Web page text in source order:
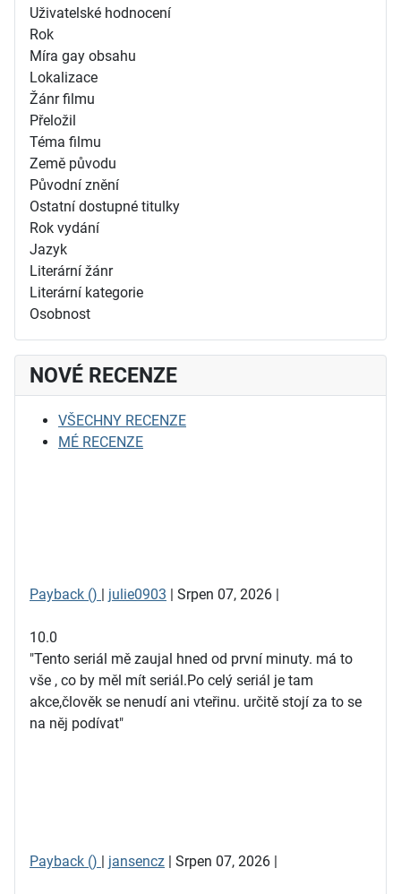
Uživatelské hodnocení
Rok
Míra gay obsahu
Lokalizace
Žánr filmu
Přeložil
Téma filmu
Země původu
Původní znění
Ostatní dostupné titulky
Rok vydání
Jazyk
Literární žánr
Literární kategorie
Osobnost
NOVÉ RECENZE
VŠECHNY RECENZE
MÉ RECENZE
Payback () | julie0903 | Srpen 07, 2026 |
10.0
"Tento seriál mě zaujal hned od první minuty. má to
vše , co by měl mít seriál.Po celý seriál je tam
akce,člověk se nenudí ani vteřinu. určitě stojí za to se
na něj podívat"
Payback () | jansencz | Srpen 07, 2026 |